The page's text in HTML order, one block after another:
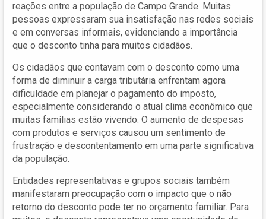
reações entre a população de Campo Grande. Muitas
pessoas expressaram sua insatisfação nas redes sociais
e em conversas informais, evidenciando a importância
que o desconto tinha para muitos cidadãos.
Os cidadãos que contavam com o desconto como uma
forma de diminuir a carga tributária enfrentam agora
dificuldade em planejar o pagamento do imposto,
especialmente considerando o atual clima econômico que
muitas famílias estão vivendo. O aumento de despesas
com produtos e serviços causou um sentimento de
frustração e descontentamento em uma parte significativa
da população.
Entidades representativas e grupos sociais também
manifestaram preocupação com o impacto que o não
retorno do desconto pode ter no orçamento familiar. Para